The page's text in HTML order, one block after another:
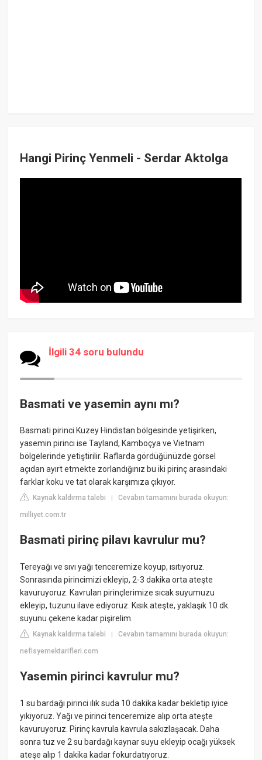
Hangi Pirinç Yenmeli - Serdar Aktolga
İlgili 34 soru bulundu
Basmati ve yasemin aynı mı?
Basmati pirinci Kuzey Hindistan bölgesinde yetişirken,
yasemin pirinci ise Tayland, Kamboçya ve Vietnam
bölgelerinde yetiştirilir. Raflarda gördüğünüzde görsel
açıdan ayırt etmekte zorlandığınız bu iki pirinç arasındaki
farklar koku ve tat olarak karşımıza çıkıyor.
Kaynak kaldırma talebi |Cevabın tamamını burada okuyun:
milliyet.com.tr
Basmati pirinç pilavı kavrulur mu?
Tereyağı ve sıvı yağı tenceremize koyup, ısıtıyoruz.
Sonrasında pirincimizi ekleyip, 2-3 dakika orta ateşte
kavuruyoruz. Kavrulan pirinçlerimize sıcak suyumuzu
ekleyip, tuzunu ilave ediyoruz. Kısık ateşte, yaklaşık 10 dk.
suyunu çekene kadar pişirelim.
Kaynak kaldırma talebi |Cevabın tamamını burada okuyun:
nefisyemektarifleri.com
Yasemin pirinci kavrulur mu?
1 su bardağı pirinci ılık suda 10 dakika kadar bekletip iyice
yıkıyoruz. Yağı ve pirinci tenceremize alıp orta ateşte
kavuruyoruz. Pirinç kavrula kavrula sakızlaşacak. Daha
sonra tuz ve 2 su bardağı kaynar suyu ekleyip ocağı yüksek
ateşe alıp 1 dakika kadar fokurdatıyoruz.